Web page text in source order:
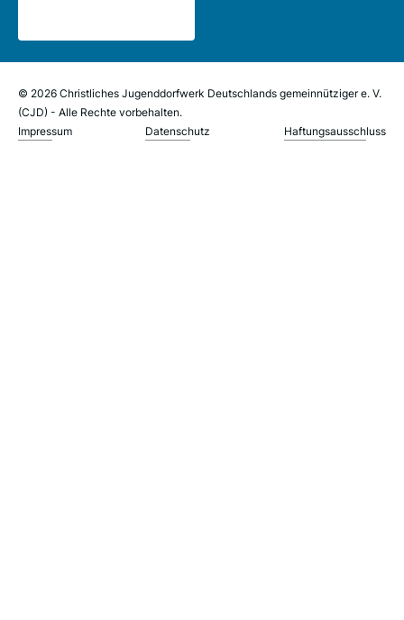
© 2026 Christliches Jugenddorfwerk Deutschlands gemeinnütziger e. V.
(CJD) - Alle Rechte vorbehalten.
Impressum
Datenschutz Haftungsausschluss